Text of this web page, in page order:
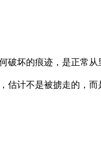
破坏的痕迹，是正常从
估计不是被掳走的，